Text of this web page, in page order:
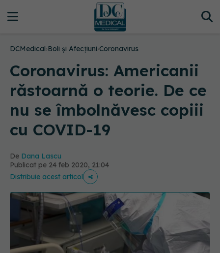
DCMedical›Boli și Afecțiuni›Coronavirus
Coronavirus: Americanii
răstoarnă o teorie. De ce
nu se îmbolnăvesc copiii
cu COVID-19
De Dana Lascu
Publicat pe 24 feb 2020, 21:04
Distribuie acest articol